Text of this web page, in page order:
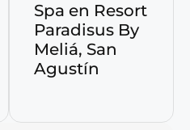
Spa en Resort
Paradisus By
Meliá, San
Agustín